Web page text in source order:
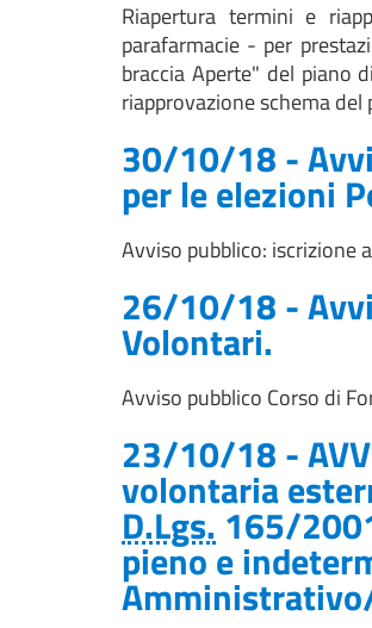
Riapertura termini e
parafarmacie - per
braccia Aperte" del piano
riapprovazione schema
30/10/18 -
per le elezioni
Avviso pubblico: iscrizione
26/10/18 -
Volontari.
Avviso pubblico Corso di
23/10/18 -
volontaria
D.Lgs. 165/
pieno e